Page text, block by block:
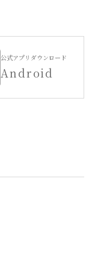
公式アプリダウンロード
Android